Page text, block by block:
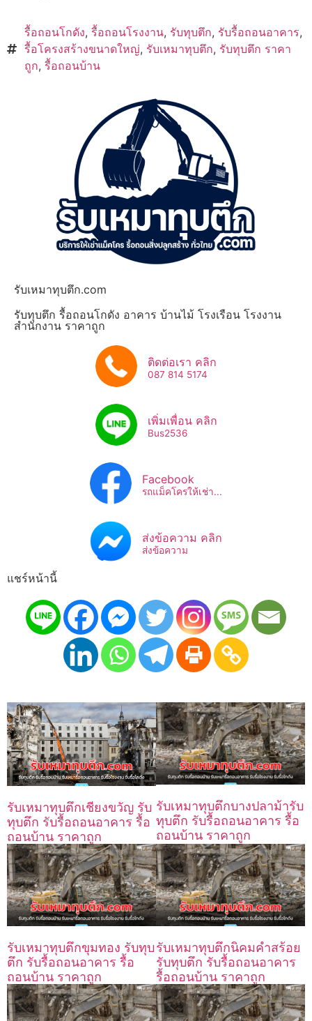
รื้อถอนโกดัง, รื้อถอนโรงงาน, รับทุบตึก, รับรื้อถอนอาคาร,
รื้อโครงสร้างขนาดใหญ่, รับเหมาทุบตึก, รับทุบตึก ราคา
ถูก, รื้อถอนบ้าน
รับเหมาทุบตึก.com
รับทุบตึก รื้อถอนโกดัง อาคาร บ้านไม้ โรงเรือน โรงงาน
สำนักงาน ราคาถูก
ติดต่อเรา คลิก
087 814 5174
เพิ่มเพื่อน คลิก
Bus2536​
Facebook
รถแม็คโครให้เช่า...
ส่งข้อความ คลิก
ส่งข้อความ
แชร์หน้านี้
รับเหมาทุบตึกเชียงขวัญ รับ
ทุบตึก รับรื้อถอนอาคาร รื้อ
ถอนบ้าน ราคาถูก
รับเหมาทุบตึกบางปลาม้ารับ
ทุบตึก รับรื้อถอนอาคาร รื้อ
ถอนบ้าน ราคาถูก
รับเหมาทุบตึกขุมทอง รับทุบ
ตึก รับรื้อถอนอาคาร รื้อ
ถอนบ้าน ราคาถูก
รับเหมาทุบตึกนิคมคำสร้อย
รับทุบตึก รับรื้อถอนอาคาร
รื้อถอนบ้าน ราคาถูก